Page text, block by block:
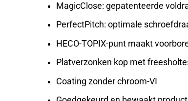
MagicClose: gepatenteerde
PerfectPitch: optimale
HECO-TOPIX-punt maakt
Platverzonken kop met
Coating zonder chroom-VI